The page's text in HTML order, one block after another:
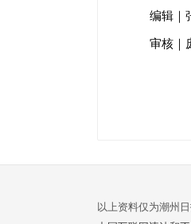
编辑｜
审核｜
以上资料仅为潮州